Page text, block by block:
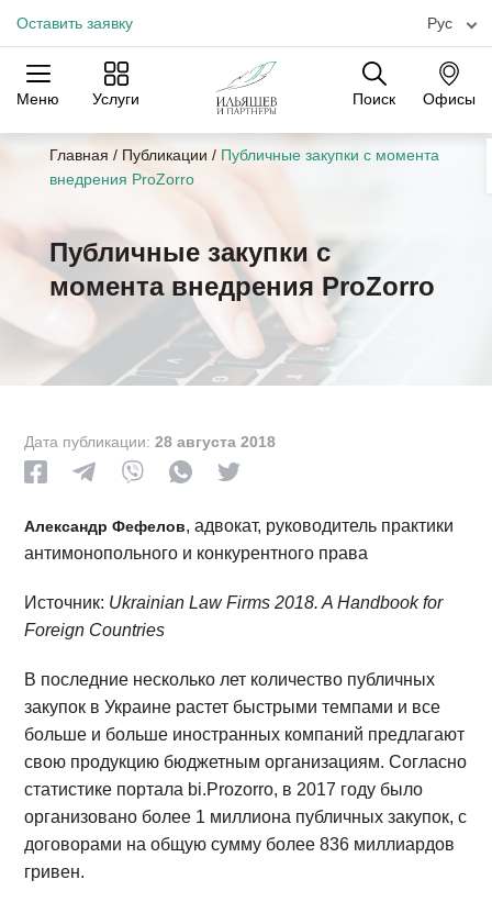
Оставить заявку Рус
Меню Услуги Поиск Офисы
Практики Отрасли
Офисы
Главная / Публикации / Публичные закупки с момента
внедрения ProZorro
Публичные закупки с
момента внедрения ProZorro
Дата публикации:28 августа 2018
Александр Фефелов, адвокат, руководитель практики
антимонопольного и конкурентного права
Источник: Ukrainian Law Firms 2018. A Handbook for
Foreign Countries
В последние несколько лет количество публичных
закупок в Украине растет быстрыми темпами и все
больше и больше иностранных компаний предлагают
свою продукцию бюджетным организациям. Согласно
статистике портала bi.Prozorro, в 2017 году было
организовано более 1 миллиона публичных закупок, с
договорами на общую сумму более 836 миллиардов
гривен.